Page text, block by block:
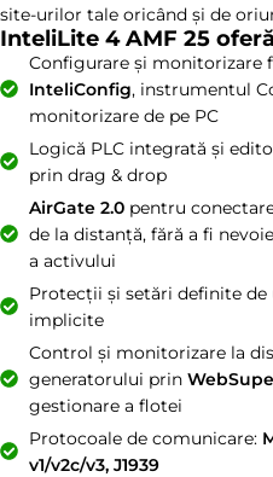
site-urilor tale oricând și de
InteliLite 4 AMF 25
Configurare și monitorizare
InteliConfig, instrumentul
monitorizare de pe PC
Logică PLC integrată și
prin drag & drop
AirGate 2.0pentru
de la distanță, fără a fi
a activului
Protecții și setări definite
implicite
Control și monitorizare la
generatorului prin
gestionare a flotei
Protocoale de comunicare:
v1/v2c/v3, J1939